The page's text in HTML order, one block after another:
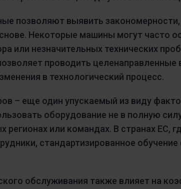
позволяют выявить
Некоторые машины могут часто
или незначительных технических
проводить целенаправленные
в технологический процесс.
– еще один упускаемый из виду
оборудование не в полную
регионах или командах. В странах ЕС,
стандартизированное обучение
обслуживания также влияет на